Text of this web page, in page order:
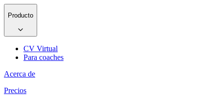
Producto
CV Virtual
Para coaches
Acerca de
Precios